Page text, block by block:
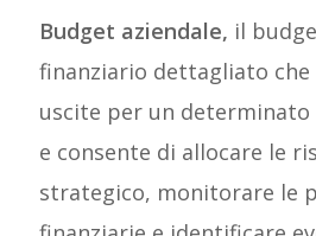
Budget aziendale, il
finanziario dettagliato
uscite per un
e consente di allocare le
strategico, monitorare le